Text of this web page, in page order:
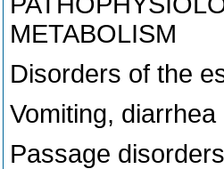
METABOLISM
Disorders of the
Vomiting, diarrhea
Passage